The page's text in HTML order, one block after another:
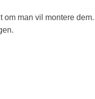
man vil montere dem.